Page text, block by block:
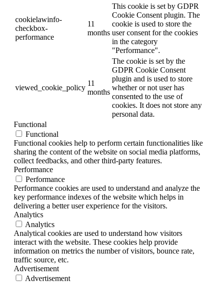
cookielawinfo-
checkbox-
performance
11
months
This cookie is set by GDPR
Cookie Consent plugin. The
cookie is used to store the
user consent for the cookies
in the category
"Performance".
viewed_cookie_policy
11
months
The cookie is set by the
GDPR Cookie Consent
plugin and is used to store
whether or not user has
consented to the use of
cookies. It does not store any
personal data.
Functional
Functional
Functional cookies help to perform certain functionalities like
sharing the content of the website on social media platforms,
collect feedbacks, and other third-party features.
Performance
Performance
Performance cookies are used to understand and analyze the
key performance indexes of the website which helps in
delivering a better user experience for the visitors.
Analytics
Analytics
Analytical cookies are used to understand how visitors
interact with the website. These cookies help provide
information on metrics the number of visitors, bounce rate,
traffic source, etc.
Advertisement
Advertisement